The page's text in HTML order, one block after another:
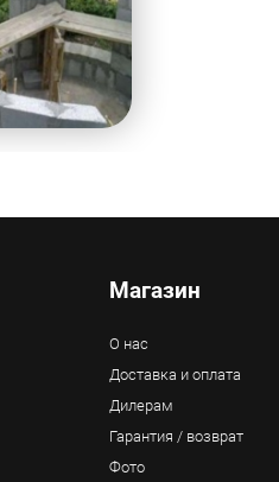
Магазин
О нас
Доставка и оплата
Дилерам
Гарантия / возврат
Фото